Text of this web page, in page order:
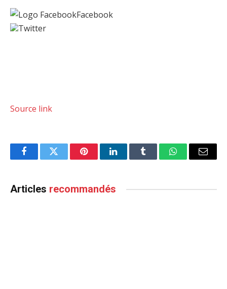
Facebook
Twitter
Source link
FacebookTwitter PinterestLinkedInTumblr WhatsAppEmail
Articles recommandés